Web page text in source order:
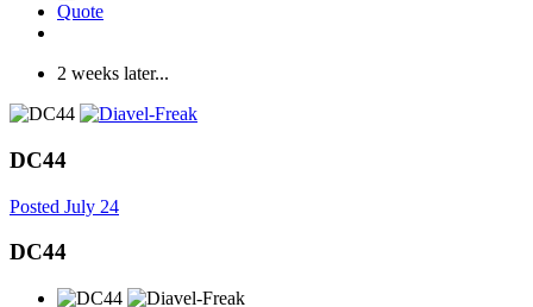
Quote
2 weeks later...
DC44
Posted July 24
DC44